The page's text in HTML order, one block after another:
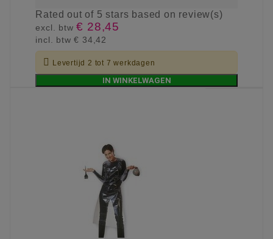
Ratedout of 5 stars based on review(s)
excl. btw€ 28,45
incl. btw€ 34,42
 Levertijd 2 tot 7 werkdagen
IN WINKELWAGEN